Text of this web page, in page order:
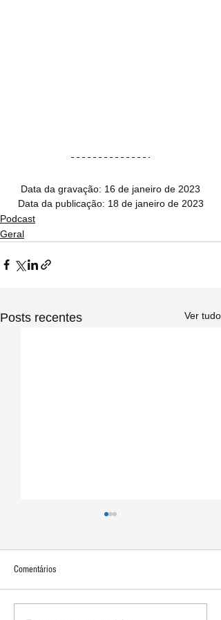
Data da gravação: 16 de janeiro de 2023
Data da publicação: 18 de janeiro de 2023
Podcast
Geral
Posts recentes Ver tudo
Comentários